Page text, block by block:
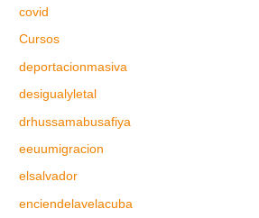
covid
Cursos
deportacionmasiva
desigualyletal
drhussamabusafiya
eeuumigracion
elsalvador
enciendelavelacuba